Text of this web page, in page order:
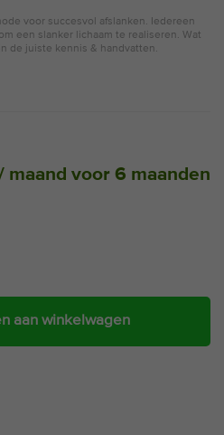
voor succesvol afslanken. Iedereen
een slanker lichaam te realiseren. Wat
de juiste kennis & handvatten.
maand voor 6 maanden
aan winkelwagen